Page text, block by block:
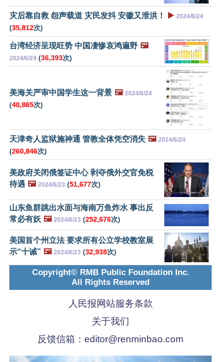
灾后靠自救 怨声载道 灾民发抖 安徽又泄洪！ ▶️ 2024/6/24
(35,812次)
台湾经济呈现旺势 中国凄惨哀鸿遍野 🖼️
2024/6/24 (36,393次)
美海关严审中国学生这一背景 🖼️ 2024/6/24
(40,865次)
天津奇人监狱施神通 管教全体凭空消失 🖼️ 2024/6/24
(260,846次)
美政府关闭俄签证中心 剥夺俄外交官免税
待遇 🖼️ 2024/6/23 (51,677次)
山东鱼群跳出水面与海南万鱼炸水 事出反
常必有妖 🖼️ 2024/6/23 (252,676次)
美国首个州立法 要求所有公立学校教室展
示“十诫” 🖼️ 2024/6/23 (32,938次)
Copyright© RMB Public Foundation Inc.
All Rights Reserved
人民报网站服务条款
关于我们
反馈信箱： editor@renminbao.com